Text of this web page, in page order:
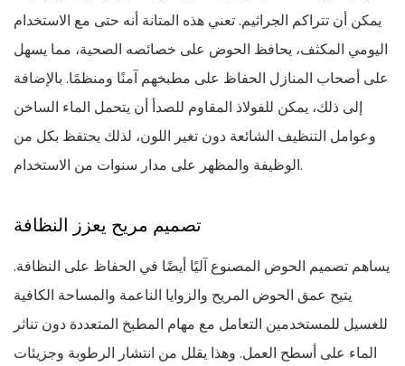
يمكن أن تتراكم الجراثيم. تعني هذه المتانة أنه حتى مع الاستخدام
اليومي المكثف، يحافظ الحوض على خصائصه الصحية، مما يسهل
على أصحاب المنازل الحفاظ على مطبخهم آمنًا ومنظمًا. بالإضافة
إلى ذلك، يمكن للفولاذ المقاوم للصدأ أن يتحمل الماء الساخن
وعوامل التنظيف الشائعة دون تغير اللون، لذلك يحتفظ بكل من
الوظيفة والمظهر على مدار سنوات من الاستخدام.
تصميم مريح يعزز النظافة
يساهم تصميم الحوض المصنوع آليًا أيضًا في الحفاظ على النظافة.
يتيح عمق الحوض المريح والزوايا الناعمة والمساحة الكافية
للغسيل للمستخدمين التعامل مع مهام المطبخ المتعددة دون تناثر
الماء على أسطح العمل. وهذا يقلل من انتشار الرطوبة وجزيئات